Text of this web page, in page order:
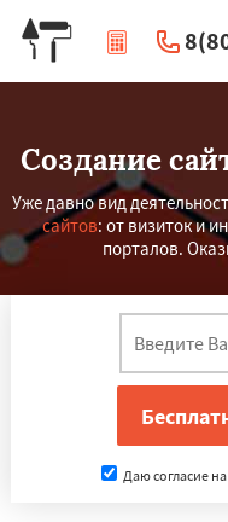
|
Создание
Уже давно вид
сайтов: от визиток и
порталов.
Даю согласие